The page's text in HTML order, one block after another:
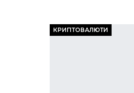
КРИПТОВАЛЮТИ